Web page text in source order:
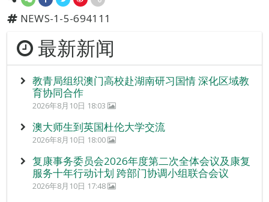
NEWS-1-5-694111
最新新闻
教青局组织澳门高校赴湖南研习国情 深化区域教
育协同合作
2026年8月10日 18:03
澳大师生到英国杜伦大学交流
2026年8月10日 18:00
复康事务委员会2026年度第二次全体会议及康复
服务十年行动计划 跨部门协调小组联合会议
2026年8月10日 17:48